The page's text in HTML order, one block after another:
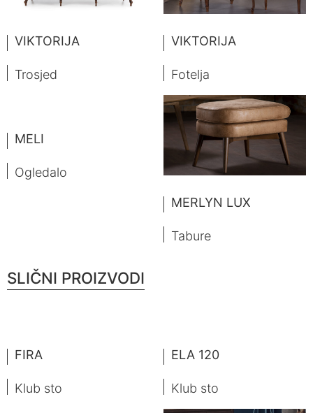
VIKTORIJA
Trosjed
VIKTORIJA
Fotelja
MELI
Ogledalo
MERLYN LUX
Tabure
SLIČNI PROIZVODI
FIRA
Klub sto
ELA 120
Klub sto